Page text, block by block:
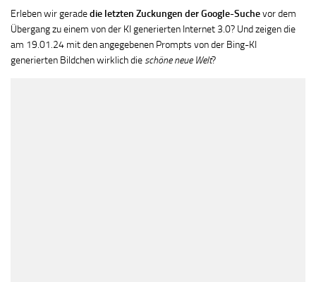
Erleben wir geradedie letzten Zuckungen der Google-Suchevor dem
Übergang zu einem von der KI generierten Internet 3.0? Und zeigen die
am 19.01.24 mit den angegebenen Prompts von der Bing-KI
generierten Bildchen wirklich dieschöne neue Welt?